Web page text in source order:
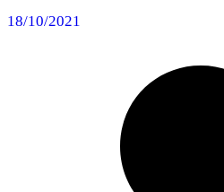
18/10/2021